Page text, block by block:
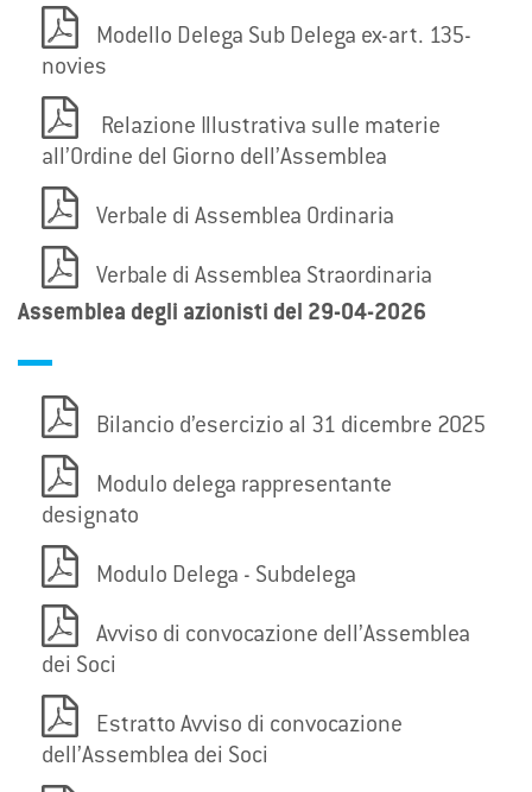
Modello Delega Sub Delega ex-art. 135-
novies
Relazione Illustrativa sulle materie
all’Ordine del Giorno dell’Assemblea
Verbale di Assemblea Ordinaria
Verbale di Assemblea Straordinaria
Assemblea degli azionisti del 29-04-2026
Bilancio d’esercizio al 31 dicembre 2025
Modulo delega rappresentante
designato
Modulo Delega - Subdelega
Avviso di convocazione dell’Assemblea
dei Soci
Estratto Avviso di convocazione
dell’Assemblea dei Soci